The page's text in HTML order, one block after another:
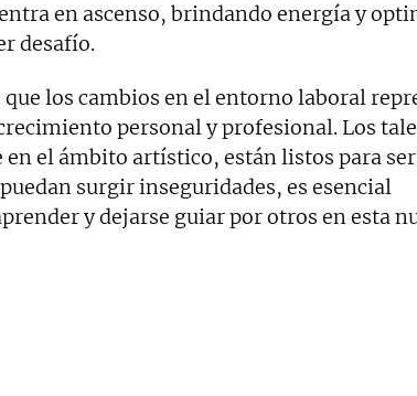
en ascenso, brindando energía y
desafío.
los cambios en el entorno laboral
personal y profesional. Los
el ámbito artístico, están listos para ser
surgir inseguridades, es esencial
y dejarse guiar por otros en esta